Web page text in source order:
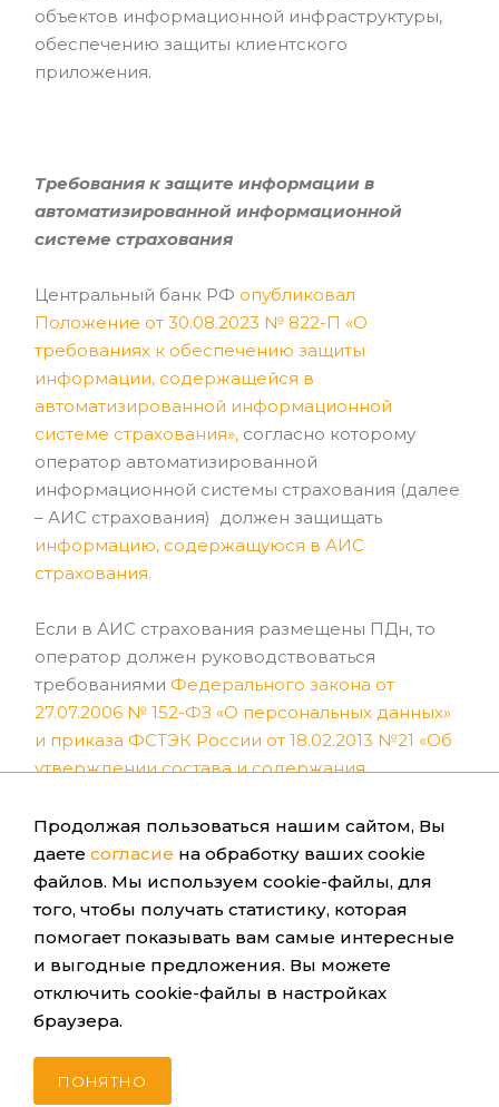
объектов информационной инфраструктуры,
обеспечению защиты клиентского
приложения.
Требования к защите информации в
автоматизированной информационной
системе страхования
Центральный банк РФ опубликовал
Положение от 30.08.2023 № 822-П «О
требованиях к обеспечению защиты
информации, содержащейся в
автоматизированной информационной
системе страхования», согласно которому
оператор автоматизированной
информационной системы страхования (далее
– АИС страхования) должен защищать
информацию, содержащуюся в АИС
страхования.
Если в АИС страхования размещены ПДн, то
оператор должен руководствоваться
требованиями Федерального закона от
27.07.2006 № 152-ФЗ «О персональных данных»
и пpикaза ФCTЭК Poссии от 18.02.2013 №21 «Об
утверждении состава и содержания
обеспечению безопасности ПДн при их
обработке в информационных системах
персональных данных (далее – ИСПДн)»
Оператор АИС страхования должен
определить во внутренних документах состав
и порядок применения следующих
организационных и технических мер:
защиты информации при управлении
Продолжая пользоваться нашим сайтом, Вы
даете согласие на обработку ваших cookie
файлов. Мы используем cookie-файлы, для
того, чтобы получать статистику, которая
помогает показывать вам самые интересные
и выгодные предложения. Вы можете
отключить cookie-файлы в настройках
браузера.
ПОНЯТНО